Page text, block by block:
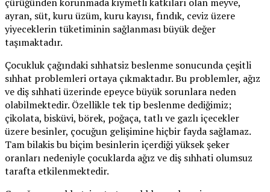
ayran, süt, kuru üzüm, kuru kayısı, fındık, ceviz üzere
yiyeceklerin tüketiminin sağlanması büyük değer
taşımaktadır.
Çocukluk çağındaki sıhhatsiz beslenme sonucunda çeşitli
sıhhat problemleri ortaya çıkmaktadır. Bu problemler, ağız
ve diş sıhhati üzerinde epeyce büyük sorunlara neden
olabilmektedir. Özellikle tek tip beslenme dediğimiz;
çikolata, bisküvi, börek, poğaça, tatlı ve gazlı içecekler
üzere besinler, çocuğun gelişimine hiçbir fayda sağlamaz.
Tam bilakis bu biçim besinlerin içerdiği yüksek şeker
oranları nedeniyle çocuklarda ağız ve diş sıhhati olumsuz
tarafta etkilenmektedir.